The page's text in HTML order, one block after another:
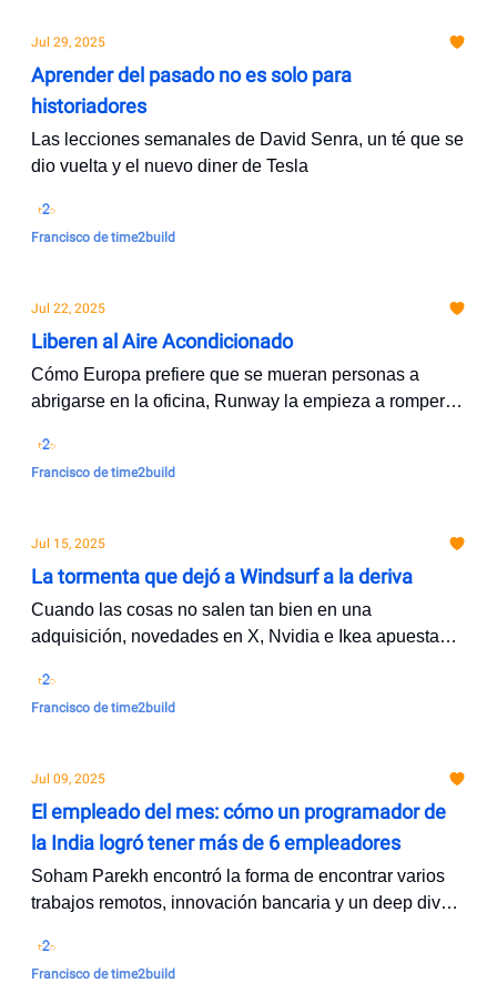
Jul 29, 2025
Aprender del pasado no es solo para
historiadores
Las lecciones semanales de David Senra, un té que se
dio vuelta y el nuevo diner de Tesla
Francisco de time2build
Jul 22, 2025
Liberen al Aire Acondicionado
Cómo Europa prefiere que se mueran personas a
abrigarse en la oficina, Runway la empieza a romper, y
Francisco de time2build
Jul 15, 2025
La tormenta que dejó a Windsurf a la deriva
Cuando las cosas no salen tan bien en una
adquisición, novedades en X, Nvidia e Ikea apuesta
Francisco de time2build
Jul 09, 2025
El empleado del mes: cómo un programador de
la India logró tener más de 6 empleadores
Soham Parekh encontró la forma de encontrar varios
trabajos remotos, innovación bancaria y un deep dive
Francisco de time2build